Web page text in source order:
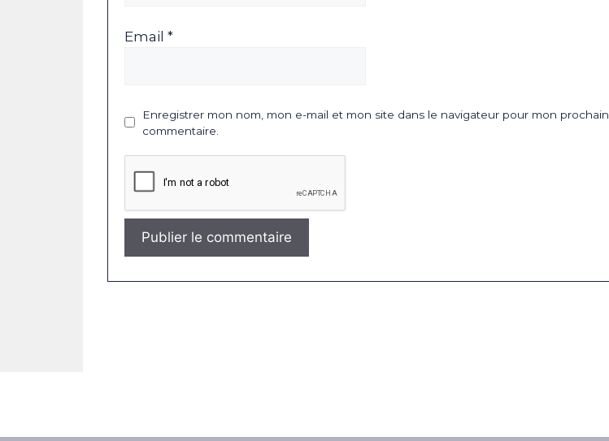
Email *
Enregistrer mon nom, mon e-mail et mon site dans le navigateur pour mon prochain
commentaire.